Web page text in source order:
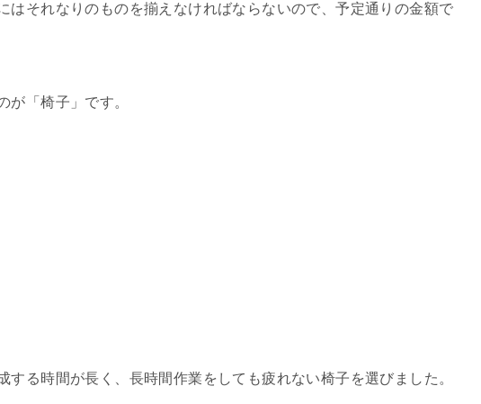
はそれなりのものを揃えなければならないので、予定通りの金額で
が「椅子」です。
する時間が長く、長時間作業をしても疲れない椅子を選びました。